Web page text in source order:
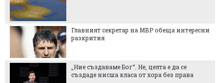
Главният секретар на МВР обеща интересни
разкрития
„Ние създаваме Бог“. Не, целта е да се
създаде нисша класа от хора без права